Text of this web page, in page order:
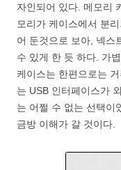
자인되어 있다. 메모리
모리가 케이스에서 분
어 둔것으로 보아, 넥스
수 있게 한 듯 하다. 가
케이스는 한편으로는
는 USB 인터페이스가
는 어쩔 수 없는 선택이
금방 이해가 갈 것이다.